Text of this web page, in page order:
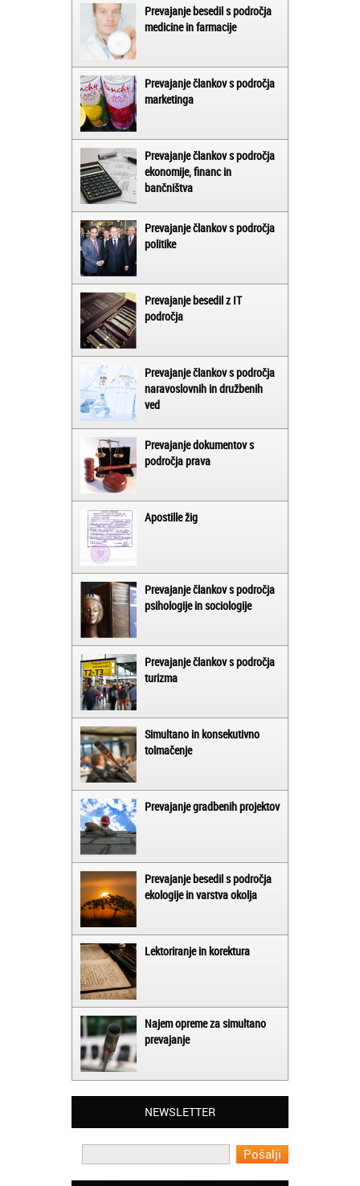
Prevajanje besedil s področja
medicine in farmacije
Prevajanje člankov s področja
marketinga
Prevajanje člankov s področja
ekonomije, financ in
bančništva
Prevajanje člankov s področja
politike
Prevajanje besedil z IT
področja
Prevajanje člankov s področja
naravoslovnih in družbenih
ved
Prevajanje dokumentov s
področja prava
Apostille žig
Prevajanje člankov s področja
psihologije in sociologije
Prevajanje člankov s področja
turizma
Simultano in konsekutivno
tolmačenje
Prevajanje gradbenih projektov
Prevajanje besedil s področja
ekologije in varstva okolja
Lektoriranje in korektura
Najem opreme za simultano
prevajanje
NEWSLETTER
Matjaž iz Ajdovščine:
Lahko pohvalim vse zaposlene v Akademiji
Oxford, ker so resnično profesionalni in
prevajalske storitve opravljajo hitro in
učinkoviti.